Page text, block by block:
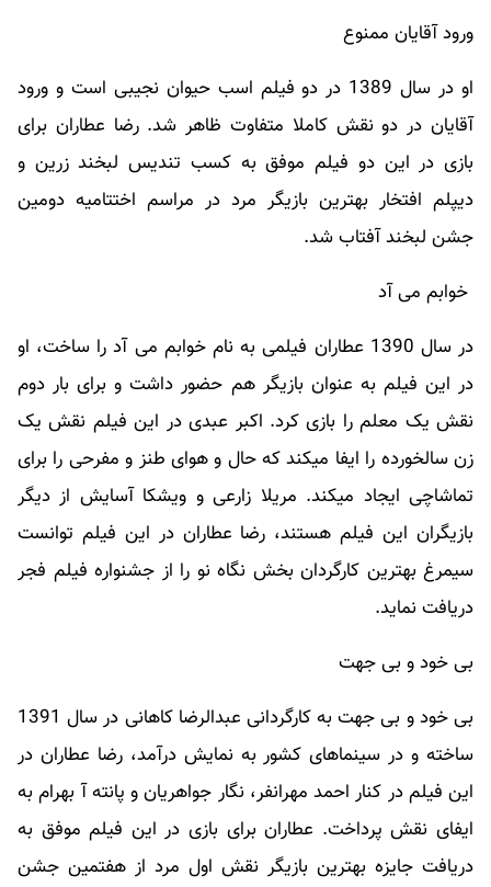
ورود آقایان ممنوع
او در سال 1389 در دو فیلم اسب حیوان نجیبی است و ورود
آقایان در دو نقش کاملا متفاوت ظاهر شد. رضا عطاران برای
بازی در این دو فیلم موفق به کسب تندیس لبخند زرین و
دیپلم افتخار بهترین بازیگر مرد در مراسم اختتامیه دومین
جشن لبخند آفتاب شد.
خوابم می آد
در سال 1390 عطاران فیلمی به نام خوابم می آد را ساخت، او
در این فیلم به عنوان بازیگر هم حضور داشت و برای بار دوم
نقش یک معلم را بازی کرد. اکبر عبدی در این فیلم نقش یک
زن سالخورده را ایفا میکند که حال و هوای طنز و مفرحی را برای
تماشاچی ایجاد میکند. مریلا زارعی و ویشکا آسایش از دیگر
بازیگران این فیلم هستند، رضا عطاران در این فیلم توانست
سیمرغ بهترین کارگردان بخش نگاه نو را از جشنواره فیلم فجر
دریافت نماید.
بی خود و بی جهت
بی خود و بی جهت به کارگردانی عبدالرضا کاهانی در سال 1391
ساخته و در سینماهای کشور به نمایش درآمد، رضا عطاران در
این فیلم در کنار احمد مهرانفر، نگار جواهریان و پانته آ بهرام به
ایفای نقش پرداخت. عطاران برای بازی در این فیلم موفق به
دریافت جایزه بهترین بازیگر نقش اول مرد از هفتمین جشن